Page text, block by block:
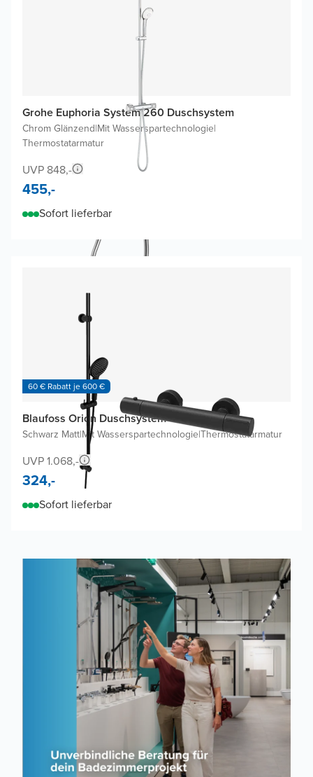
Grohe Euphoria System 260 Duschsystem
Chrom Glänzend|Mit Wasserspartechnologie|
Thermostatarmatur
UVP 848,-
455,-
Sofort lieferbar
60 € Rabatt je 600 €
Blaufoss Orion Duschsystem
Schwarz Matt|Mit Wasserspartechnologie|Thermostatarmatur
UVP 1.068,-
324,-
Sofort lieferbar